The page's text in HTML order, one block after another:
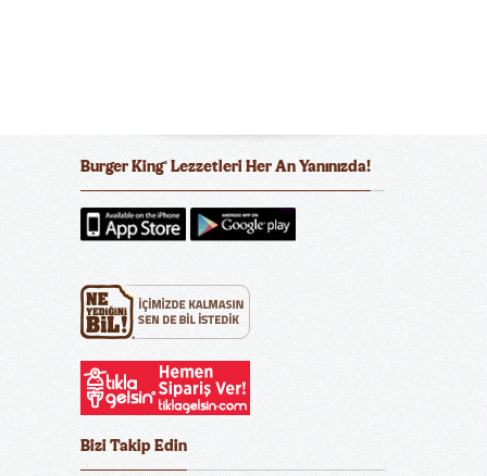
Burger King® Lezzetleri Her An Yanınızda!
Bizi Takip Edin